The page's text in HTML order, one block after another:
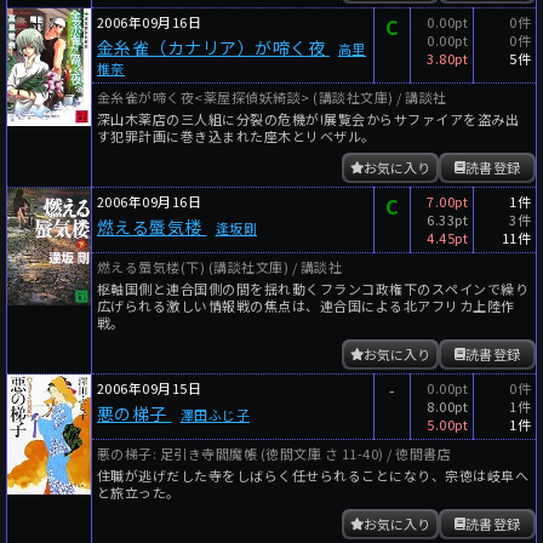
2006年09月16日
金糸雀（カナリア）が啼く夜
高里
椎奈
C
0.00pt
0.00pt
3.80pt
0件
0件
5件
金糸雀が啼く夜<薬屋探偵妖綺談> (講談社文庫) / 講談社
深山木薬店の三人組に分裂の危機が!展覧会からサファイアを盗み出
す犯罪計画に巻き込まれた座木とリベザル。
読書登録
お気に入り
2006年09月16日
燃える蜃気楼 逢坂剛
C
7.00pt
6.33pt
4.45pt
1件
3件
11件
燃える蜃気楼(下) (講談社文庫) / 講談社
枢軸国側と連合国側の間を揺れ動くフランコ政権下のスペインで繰り
広げられる激しい情報戦の焦点は、連合国による北アフリカ上陸作
戦。
読書登録
お気に入り
2006年09月15日
悪の梯子 澤田ふじ子
-
0.00pt
8.00pt
5.00pt
0件
1件
1件
悪の梯子: 足引き寺閻魔帳 (徳間文庫 さ 11-40) / 徳間書店
住職が逃げだした寺をしばらく任せられることになり、宗徳は岐阜へ
と旅立った。
読書登録
お気に入り